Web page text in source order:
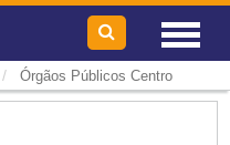
/ Órgãos Públicos Centro